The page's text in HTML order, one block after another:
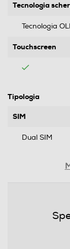
Tecnologia
Tecnologia
Touchscreen
Tipologia
SIM
Dual SIM
Bar phone